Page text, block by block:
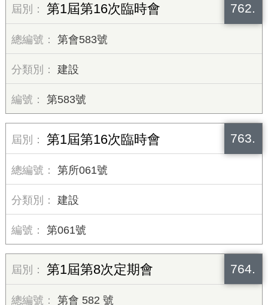
762.
第1屆第16次臨時會
第會583號
建設
第583號
763.
第1屆第16次臨時會
第所061號
建設
第061號
764.
第1屆第8次定期會
第會 582 號